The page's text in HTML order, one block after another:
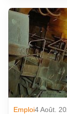
Emploi4 Août.